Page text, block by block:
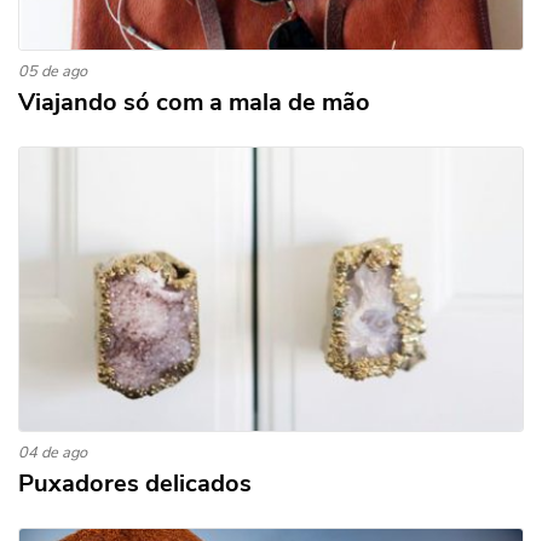
05 de ago
Viajando só com a mala de mão
04 de ago
Puxadores delicados